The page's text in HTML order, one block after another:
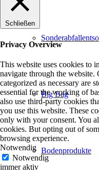
Big Bag
Bodenprodukte
Schließen
Privacy Overview
This website uses cookies to
navigate through the website.
categorized as necessary are
essential for the working of
also use third-party cookies
you use this website. These
only with your consent. You
cookies. But opting out of
browsing experience.
Notwendig
Notwendig
immer aktiv